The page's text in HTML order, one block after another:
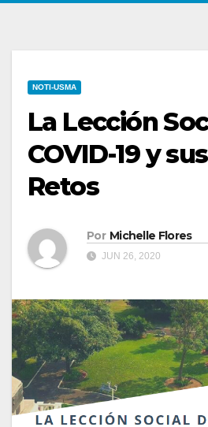
NOTI-USMA
La Lección
COVID-19 y
Retos
Por Michelle Flores
JUN 26, 2020